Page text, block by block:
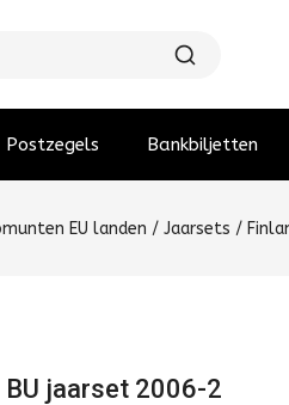
Postzegels Bankbiljetten
EU landen / Jaarsets /
BU jaarset 2006-2